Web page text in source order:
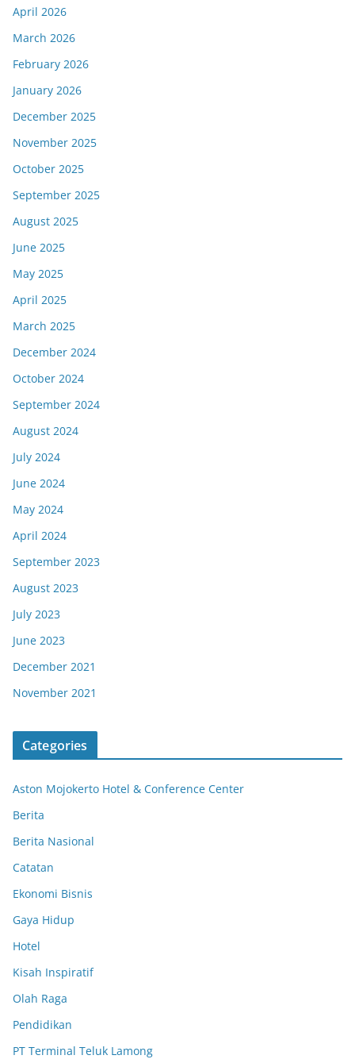
April 2026
March 2026
February 2026
January 2026
December 2025
November 2025
October 2025
September 2025
August 2025
June 2025
May 2025
April 2025
March 2025
December 2024
October 2024
September 2024
August 2024
July 2024
June 2024
May 2024
April 2024
September 2023
August 2023
July 2023
June 2023
December 2021
November 2021
Categories
Aston Mojokerto Hotel & Conference Center
Berita
Berita Nasional
Catatan
Ekonomi Bisnis
Gaya Hidup
Hotel
Kisah Inspiratif
Olah Raga
Pendidikan
PT Terminal Teluk Lamong